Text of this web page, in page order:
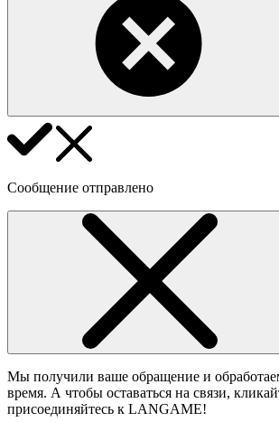
Сообщение отправлено
Мы получили ваше обращение и
время. А чтобы оставаться на связи,
присоединяйтесь к LANGAME!